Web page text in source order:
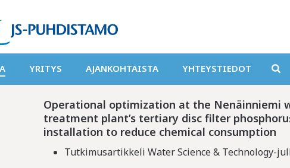
YRITYS AJANKOHTAISTA YHTEYSTIEDOT
Operational optimization at the Nenäinniemi
treatment plant’s tertiary disc filter
installation to reduce chemical consumption
Tutkimusartikkeli Water Science & Technology-